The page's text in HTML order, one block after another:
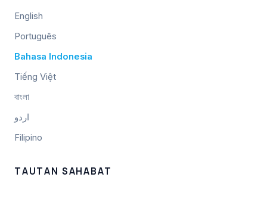
English
Português
Bahasa Indonesia
Tiếng Việt
বাংলা
اردو
Filipino
TAUTAN SAHABAT